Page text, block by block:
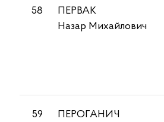
58
ПЕРВАК
Назар Михайлович
59
ПЕРОГАНИЧ